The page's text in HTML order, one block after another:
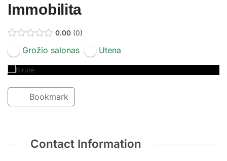
Immobilita
0.00 0
Grožio salonas Utena
Bookmark
Contact Information